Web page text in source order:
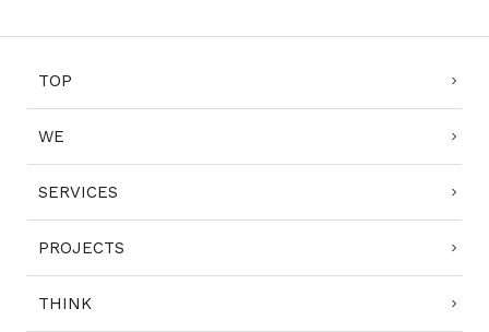
TOP
WE
SERVICES
PROJECTS
THINK